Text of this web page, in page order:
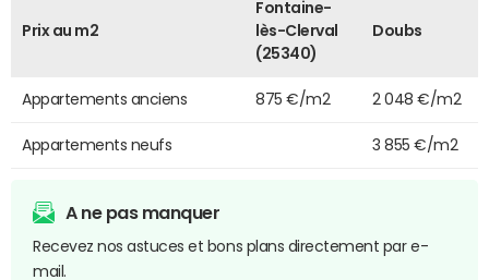
Prix au m2
Fontaine-
lès-Clerval
(25340)
Doubs
Appartements anciens 875 €/m2 2 048 €/m2
Appartements neufs 3 855 €/m2
A ne pas manquer
Recevez nos astuces et bons plans directement par e-
mail.